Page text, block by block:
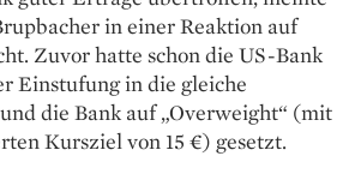
in einer Reaktion auf
Zuvor hatte schon die US-Bank
­Einstufung in die gleiche
die Bank auf „Overweight“ (mit
Kursziel von 15 €) gesetzt.